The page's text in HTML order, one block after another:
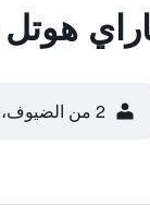
هوتل
2 من الضيوف، غرفة واحدة